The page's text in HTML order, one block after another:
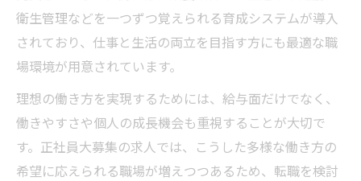
衛生管理などを一つずつ覚えられる育成システムが導入
されており、仕事と生活の両立を目指す方にも最適な職
場環境が用意されています。
理想の働き方を実現するためには、給与面だけでなく、
働きやすさや個人の成長機会も重視することが大切で
す。正社員大募集の求人では、こうした多様な働き方の
希望に応えられる職場が増えつつあるため、転職を検討